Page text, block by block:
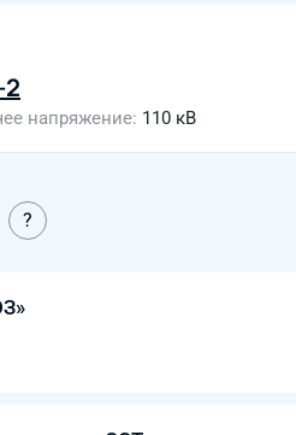
напряжение 110 кВ